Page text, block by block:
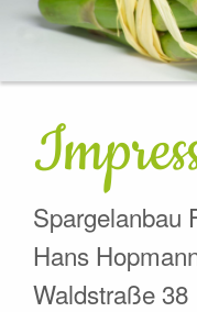
Spargelanbau
Hans
Waldstraße 38